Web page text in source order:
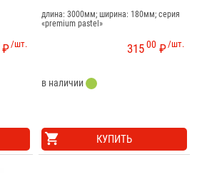
/шт.
₽
длина: 3000мм; ширина: 180мм; серия
«premium pastel»
/шт.
31500 ₽
в наличии
КУПИТЬ